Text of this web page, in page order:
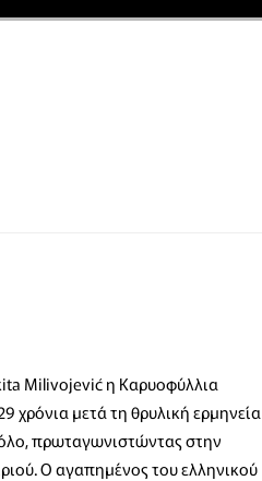
Milivojević η Καρυοφύλλια
χρόνια μετά τη θρυλική ερμηνεία
πρωταγωνιστώντας στην
Ο αγαπημένος του ελληνικού